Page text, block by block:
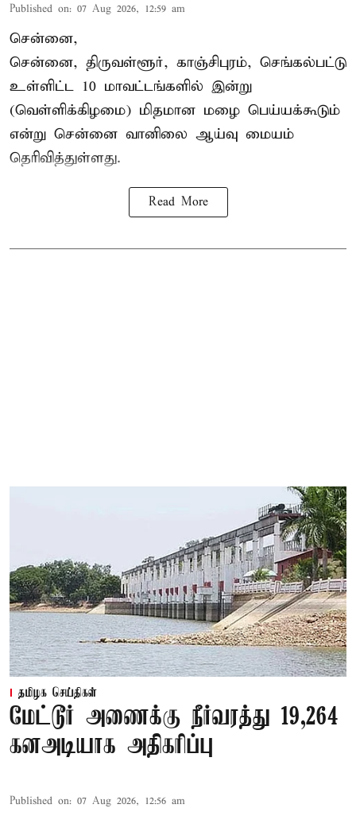
Published on: 07 Aug 2026, 12:59 am
சென்னை,
சென்னை, திருவள்ளூர், காஞ்சிபுரம், செங்கல்பட்டு
உள்ளிட்ட 10 மாவட்டங்களில் இன்று
(வெள்ளிக்கிழமை) மிதமான மழை பெய்யக்கூடும்
என்று சென்னை வானிலை ஆய்வு மையம்
தெரிவித்துள்ளது.
Read More
தமிழக செய்திகள்
மேட்டூர் அணைக்கு நீர்வரத்து 19,264
கனஅடியாக அதிகரிப்பு
Published on: 07 Aug 2026, 12:56 am